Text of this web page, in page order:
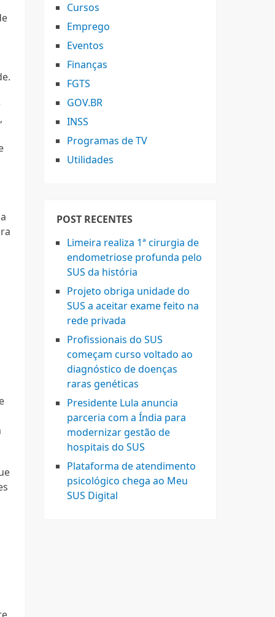
Cursos
Emprego
Eventos
Finanças
FGTS
GOV.BR
INSS
Programas de TV
Utilidades
POST RECENTES
Limeira realiza 1ª cirurgia de
endometriose profunda pelo
SUS da história
Projeto obriga unidade do
SUS a aceitar exame feito na
rede privada
Profissionais do SUS
começam curso voltado ao
diagnóstico de doenças
raras genéticas
Presidente Lula anuncia
parceria com a Índia para
modernizar gestão de
hospitais do SUS
Plataforma de atendimento
psicológico chega ao Meu
SUS Digital